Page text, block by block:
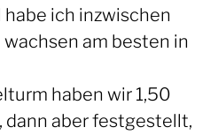
ich inzwischen
am besten in
haben wir 1,50
dann aber festgestellt,